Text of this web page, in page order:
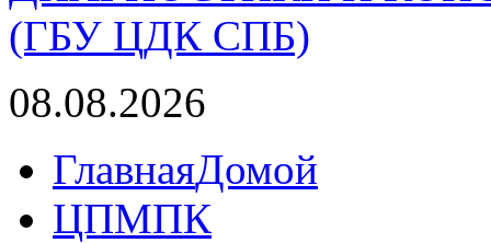
08.08.2026
ГлавнаяДомой
ЦПМПК